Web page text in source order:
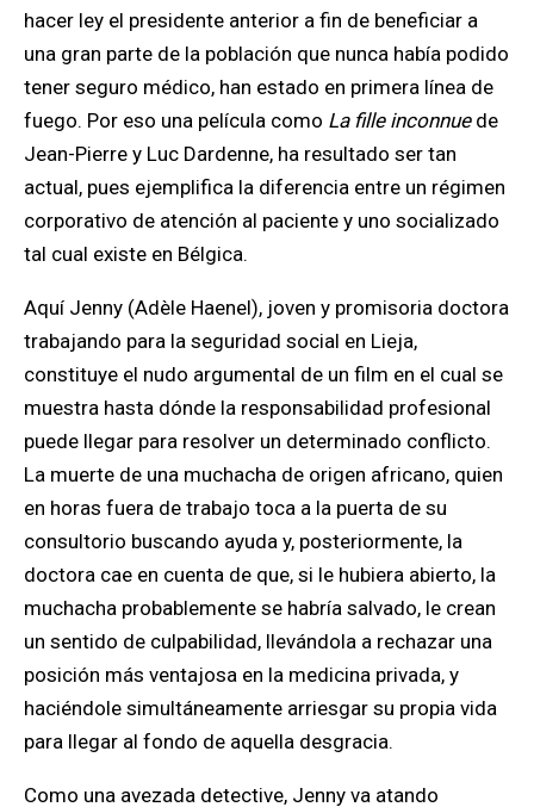
hacer ley el presidente anterior a fin de beneficiar a
una gran parte de la población que nunca había podido
tener seguro médico, han estado en primera línea de
fuego. Por eso una película como La fille inconnuede
Jean-Pierre y Luc Dardenne, ha resultado ser tan
actual, pues ejemplifica la diferencia entre un régimen
corporativo de atención al paciente y uno socializado
tal cual existe en Bélgica.
Aquí Jenny (Adèle Haenel), joven y promisoria doctora
trabajando para la seguridad social en Lieja,
constituye el nudo argumental de un film en el cual se
muestra hasta dónde la responsabilidad profesional
puede llegar para resolver un determinado conflicto.
La muerte de una muchacha de origen africano, quien
en horas fuera de trabajo toca a la puerta de su
consultorio buscando ayuda y, posteriormente, la
doctora cae en cuenta de que, si le hubiera abierto, la
muchacha probablemente se habría salvado, le crean
un sentido de culpabilidad, llevándola a rechazar una
posición más ventajosa en la medicina privada, y
haciéndole simultáneamente arriesgar su propia vida
para llegar al fondo de aquella desgracia.
Como una avezada detective, Jenny va atando